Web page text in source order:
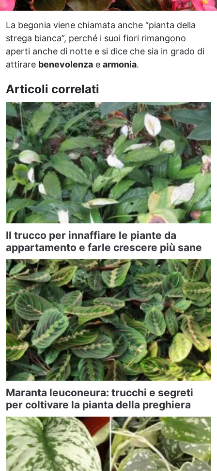
La begonia viene chiamata anche “pianta della
strega bianca”, perché i suoi fiori rimangono
aperti anche di notte e si dice che sia in grado di
attirare benevolenza e armonia.
Articoli correlati
Il trucco per innaffiare le piante da
appartamento e farle crescere più sane
Maranta leuconeura: trucchi e segreti
per coltivare la pianta della preghiera